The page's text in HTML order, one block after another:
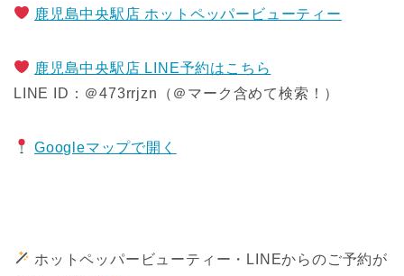
鹿児島中央駅店 ホットペッパービューティー
鹿児島中央駅店 LINE予約はこちら
LINE ID：＠473rrjzn（＠マーク含めて検索！）
Googleマップで開く
ホットペッパービューティー・LINEからのご予約が